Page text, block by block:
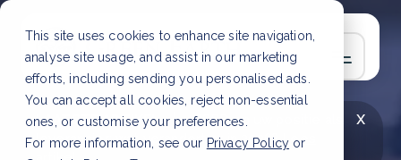
This site uses cookies to enhance site navigation,
analyse site usage, and assist in our marketing
efforts, including sending you personalised ads.
You can accept all cookies, reject non-essential
ones, or customise your preferences.
For more information, see our Privacy Policy or
x
LAATSTE ARTIKEL
CSRD en uw positie als
leverancier: wat verandert er in 2026?Lees